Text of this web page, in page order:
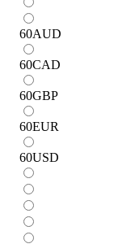
60AUD
60CAD
60GBP
60EUR
60USD